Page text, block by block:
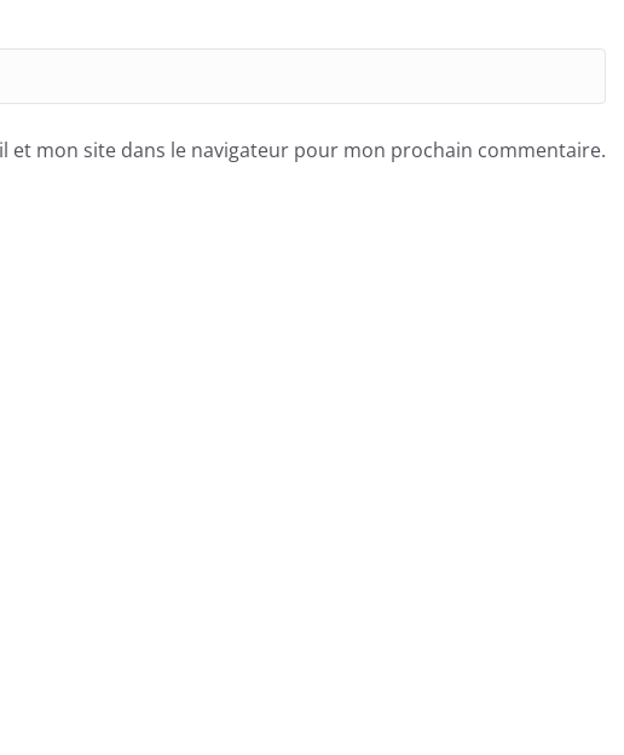
et mon site dans le navigateur pour mon prochain commentaire.